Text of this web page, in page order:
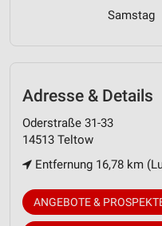
Samstag
Adresse & Details
Oderstraße 31-33
14513 Teltow
Entfernung 16,78 km
ANGEBOTE &